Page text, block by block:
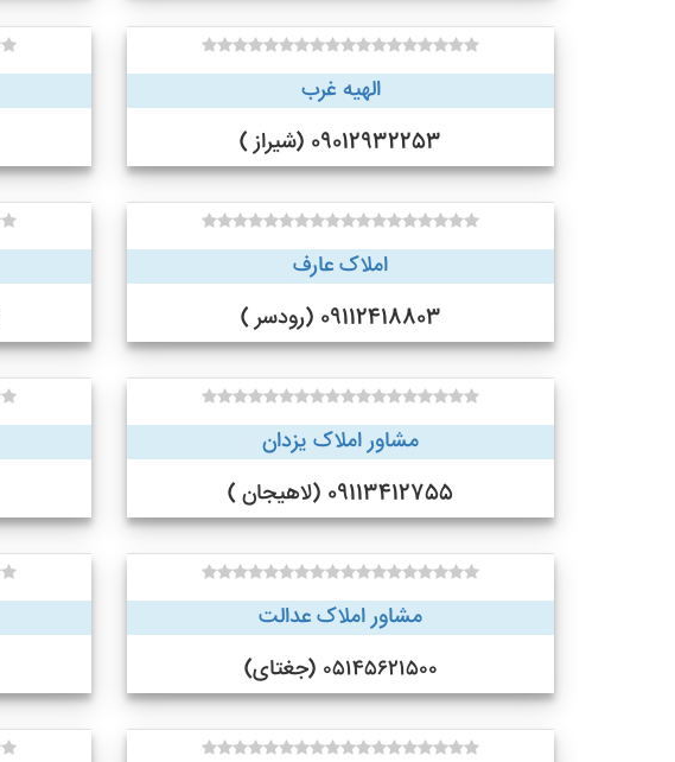
الهیه غرب
09012932253 (شیراز )
املاک عارف
09112418803 (رودسر )
مشاور املاک یزدان
09113412755 (لاهیجان )
مشاور املاک عدالت
۰۵۱۴۵۶۲۱۵۰۰ (جغتای)